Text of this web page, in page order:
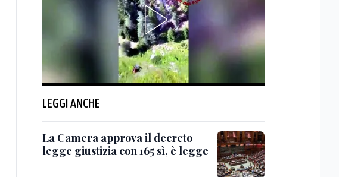
LEGGI ANCHE
La Camera approva il decreto
legge giustizia con 165 sì, è legge